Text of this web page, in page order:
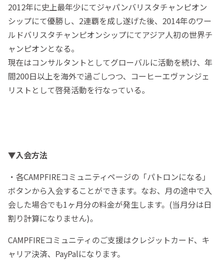
2012年に史上最年少にてジャパンバリスタチャンピオン
シップにて優勝し、2連覇を成し遂げた後、2014年のワー
ルドバリスタチャンピオンシップにてアジア人初の世界チ
ャンピオンとなる。
現在はコンサルタントとしてグローバルに活動を続け、年
間200日以上を海外で過ごしつつ、コーヒーエヴァンジェ
リストとして啓発活動を行なっている。
▼入会方法
・各CAMPFIREコミュニティページの「パトロンになる」
ボタンから入会することができます。なお、月の途中で入
会した場合でも1ヶ月分の料金が発生します。(当月分は日
割り計算になりません)。
CAMPFIREコミュニティのご支援はクレジットカード、キ
ャリア決済、PayPalになります。